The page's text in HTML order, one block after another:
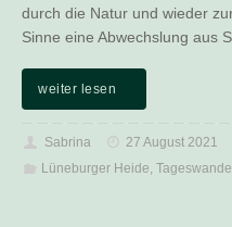
durch die Natur und wieder
Sinne eine Abwechslung aus
weiter lesen
Sabrina
27 August 2021
Lüneburger Heide